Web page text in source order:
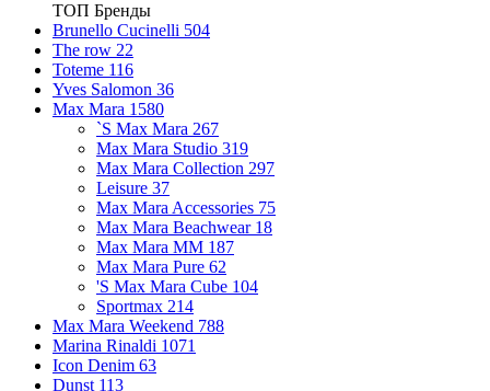
ТОП Бренды
Brunello Cucinelli 504
The row 22
Toteme 116
Yves Salomon 36
Max Mara 1580
`S Max Mara 267
Max Mara Studio 319
Max Mara Collection 297
Leisure 37
Max Mara Accessories 75
Max Mara Beachwear 18
Max Mara MM 187
Max Mara Pure 62
'S Max Mara Cube 104
Sportmax 214
Max Mara Weekend 788
Marina Rinaldi 1071
Icon Denim 63
Dunst 113